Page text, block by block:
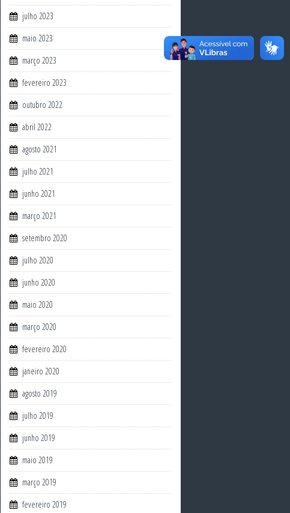
julho 2023
maio 2023
março 2023
fevereiro 2023
outubro 2022
abril 2022
agosto 2021
julho 2021
junho 2021
março 2021
setembro 2020
julho 2020
junho 2020
maio 2020
março 2020
fevereiro 2020
janeiro 2020
agosto 2019
julho 2019
junho 2019
maio 2019
março 2019
fevereiro 2019